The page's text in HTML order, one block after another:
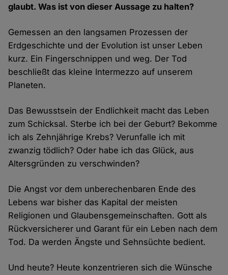
glaubt. Was ist von dieser Aussage zu halten?
Gemessen an den langsamen Prozessen der
Erdgeschichte und der Evolution ist unser Leben
kurz. Ein Fingerschnippen und weg. Der Tod
beschließt das kleine Intermezzo auf unserem
Planeten.
Das Bewusstsein der Endlichkeit macht das Leben
zum Schicksal. Sterbe ich bei der Geburt? Bekomme
ich als Zehnjährige Krebs? Verunfalle ich mit
zwanzig tödlich? Oder habe ich das Glück, aus
Altersgründen zu verschwinden?
Die Angst vor dem unberechenbaren Ende des
Lebens war bisher das Kapital der meisten
Religionen und Glaubensgemeinschaften. Gott als
Rückversicherer und Garant für ein Leben nach dem
Tod. Da werden Ängste und Sehnsüchte bedient.
Und heute? Heute konzentrieren sich die Wünsche